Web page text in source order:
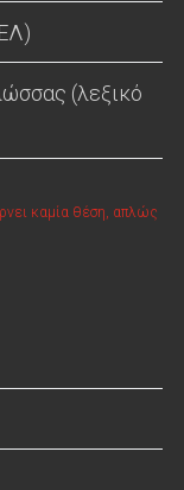
(λεξικό
καμία θέση, απλώς